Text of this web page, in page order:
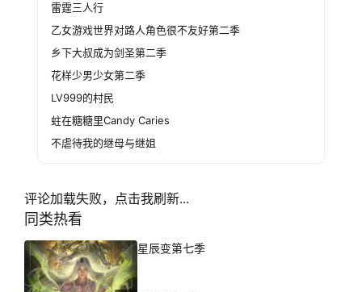
雷霆三人行
乙女游戏世界对路人角色很不友好第二季
乡下大叔成为剑圣第二季
花样少男少女第二季
LV999的村民
蛀在糖糖里Candy Caries
不虐待我的继母与继姐
评论加载失败，点击我刷新...
同类热看
星辰变第七季